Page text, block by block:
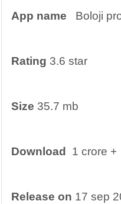
App name Boloji
Rating 3.6 star
Size 35.7 mb
Download 1 crore +
Release on 17 sep